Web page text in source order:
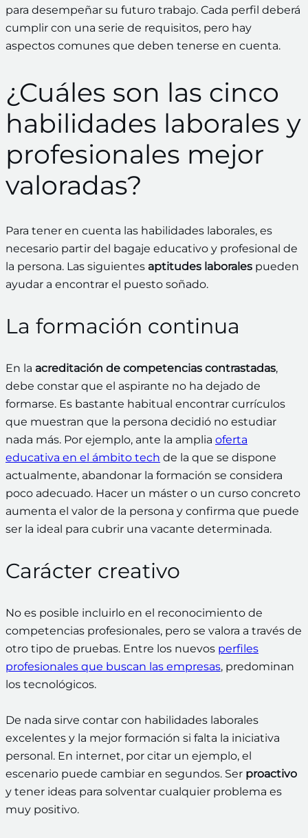
para desempeñar su futuro trabajo. Cada perfil deberá
cumplir con una serie de requisitos, pero hay
aspectos comunes que deben tenerse en cuenta.
¿Cuáles son las cinco
habilidades laborales y
profesionales mejor
valoradas?
Para tener en cuenta las habilidades laborales, es
necesario partir del bagaje educativo y profesional de
la persona. Las siguientes aptitudes laborales pueden
ayudar a encontrar el puesto soñado.
La formación continua
En la acreditación de competencias contrastadas,
debe constar que el aspirante no ha dejado de
formarse. Es bastante habitual encontrar currículos
que muestran que la persona decidió no estudiar
nada más. Por ejemplo, ante la amplia oferta
educativa en el ámbito tech de la que se dispone
actualmente, abandonar la formación se considera
poco adecuado. Hacer un máster o un curso concreto
aumenta el valor de la persona y confirma que puede
ser la ideal para cubrir una vacante determinada.
Carácter creativo
No es posible incluirlo en el reconocimiento de
competencias profesionales, pero se valora a través de
otro tipo de pruebas. Entre los nuevos perfiles
profesionales que buscan las empresas, predominan
los tecnológicos.
De nada sirve contar con habilidades laborales
excelentes y la mejor formación si falta la iniciativa
personal. En internet, por citar un ejemplo, el
escenario puede cambiar en segundos. Ser proactivo
y tener ideas para solventar cualquier problema es
muy positivo.